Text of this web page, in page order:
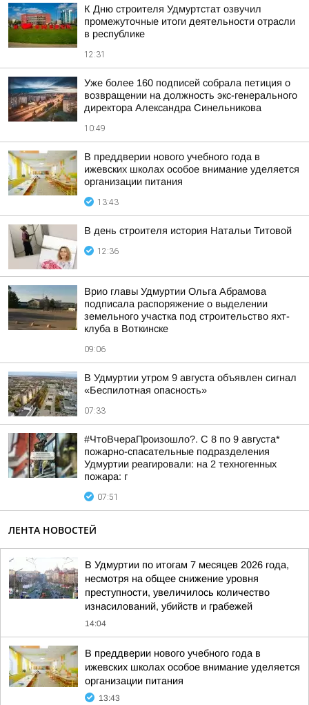
К Дню строителя Удмуртстат озвучил
промежуточные итоги деятельности отрасли
в республике
12:31
Уже более 160 подписей собрала петиция о
возвращении на должность экс-генерального
директора Александра Синельникова
10:49
В преддверии нового учебного года в
ижевских школах особое внимание уделяется
организации питания
13:43
В день строителя история Натальи Титовой
12:36
Врио главы Удмуртии Ольга Абрамова
подписала распоряжение о выделении
земельного участка под строительство яхт-
клуба в Воткинске
09:06
В Удмуртии утром 9 августа объявлен сигнал
«Беспилотная опасность»
07:33
#ЧтоВчераПроизошло?. С 8 по 9 августа*
пожарно-спасательные подразделения
Удмуртии реагировали: на 2 техногенных
пожара: г
07:51
ЛЕНТА НОВОСТЕЙ
В Удмуртии по итогам 7 месяцев 2026 года,
несмотря на общее снижение уровня
преступности, увеличилось количество
изнасилований, убийств и грабежей
14:04
В преддверии нового учебного года в
ижевских школах особое внимание уделяется
организации питания
13:43